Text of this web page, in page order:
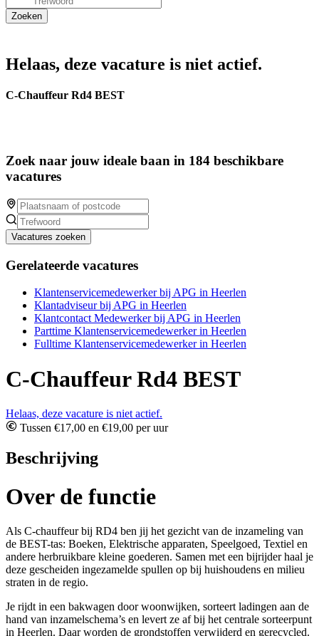
Helaas, deze vacature is niet actief.
C-Chauffeur Rd4 BEST
Zoek naar jouw ideale baan in 184 beschikbare
vacatures
Vacatures zoeken
Gerelateerde vacatures
Klantenservicemedewerker bij APG in Heerlen
Klantadviseur bij APG in Heerlen
Klantcontact Medewerker bij APG in Heerlen
Parttime Klantenservicemedewerker in Heerlen
Fulltime Klantenservicemedewerker in Heerlen
C-Chauffeur Rd4 BEST
Helaas, deze vacature is niet actief.
Tussen €17,00 en €19,00 per uur
Beschrijving
Over de functie
Als C-chauffeur bij RD4 ben jij het gezicht van de inzameling van
de BEST-tas: Boeken, Elektrische apparaten, Speelgoed, Textiel en
andere herbruikbare kleine goederen. Samen met een bijrijder haal je
deze gescheiden ingezamelde spullen op bij huishoudens en milieu
straten in de regio.
Je rijdt in een bakwagen door woonwijken, sorteert ladingen aan de
hand van inzamelschema’s en levert ze af bij het centrale sorteerpunt
in Heerlen. Daar worden de grondstoffen verwijderd en gerecycled.